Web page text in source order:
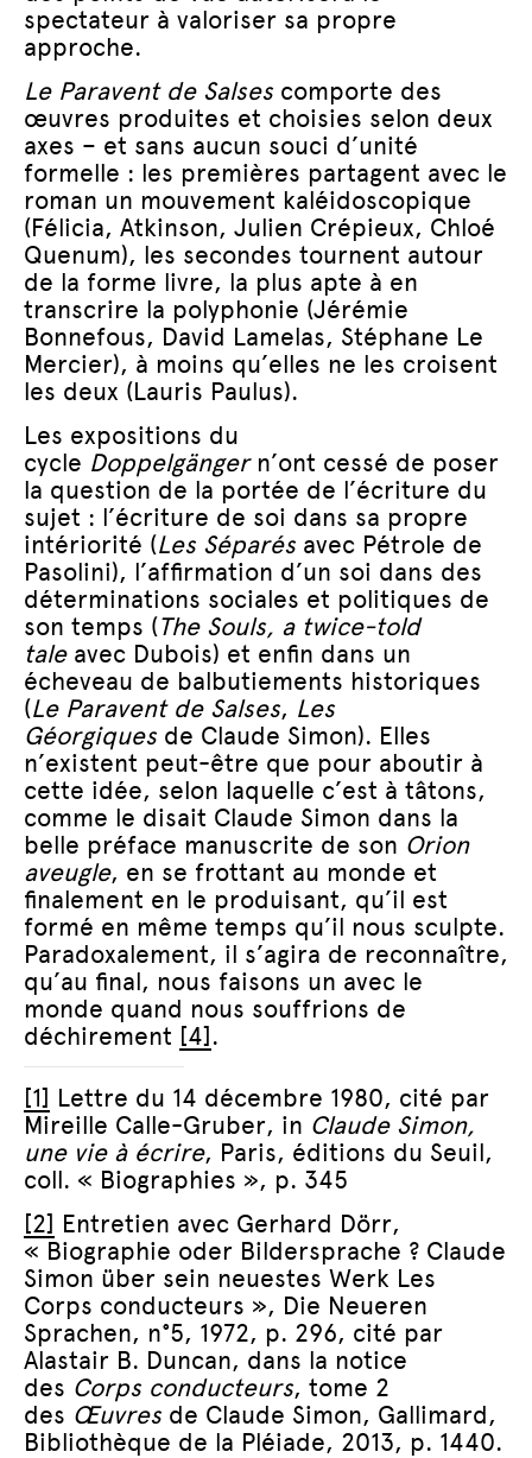
spectateur à valoriser sa propre
approche.
Le Paravent de Salsescomporte des
œuvres produites et choisies selon deux
axes – et sans aucun souci d’unité
formelle : les premières partagent avec le
roman un mouvement kaléidoscopique
(Félicia, Atkinson, Julien Crépieux, Chloé
Quenum), les secondes tournent autour
de la forme livre, la plus apte à en
transcrire la polyphonie (Jérémie
Bonnefous, David Lamelas, Stéphane Le
Mercier), à moins qu’elles ne les croisent
les deux (Lauris Paulus).
Les expositions du
cycle Doppelgängern’ont cessé de poser
la question de la portée de l’écriture du
sujet : l’écriture de soi dans sa propre
intériorité (Les Séparésavec Pétrole de
Pasolini), l’affirmation d’un soi dans des
déterminations sociales et politiques de
son temps (The Souls, a twice-told
taleavec Dubois) et enfin dans un
écheveau de balbutiements historiques
(Le Paravent de Salses, Les
Géorgiquesde Claude Simon). Elles
n’existent peut-être que pour aboutir à
cette idée, selon laquelle c’est à tâtons,
comme le disait Claude Simon dans la
belle préface manuscrite de son Orion
aveugle, en se frottant au monde et
finalement en le produisant, qu’il est
formé en même temps qu’il nous sculpte.
Paradoxalement, il s’agira de reconnaître,
qu’au final, nous faisons un avec le
monde quand nous souffrions de
déchirement [4].
[1] Lettre du 14 décembre 1980, cité par
Mireille Calle-Gruber, in Claude Simon,
une vie à écrire, Paris, éditions du Seuil,
coll. « Biographies », p. 345
[2] Entretien avec Gerhard Dörr,
« Biographie oder Bildersprache ? Claude
Simon über sein neuestes Werk Les
Corps conducteurs », Die Neueren
Sprachen, n°5, 1972, p. 296, cité par
Alastair B. Duncan, dans la notice
des Corps conducteurs, tome 2
des Œuvresde Claude Simon, Gallimard,
Bibliothèque de la Pléiade, 2013, p. 1440.